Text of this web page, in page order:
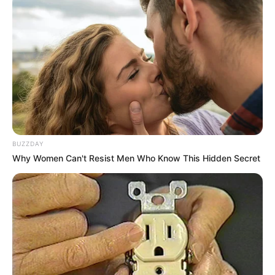
amelyek a Tisza-kormány mozgásterét növelhetik.
A mandátumkorlátok, a köztársasági elnök
megbízatásának megszüntetése, a 70 éves
alkotmánybírói életkori határ, valamint a
kétharmados törvények körének szűkítése együtt
olyan átalakítást jelenthetnek, amely hosszú távon
is befolyásolja a magyar politikai verseny
feltételeit.
Az elemző szerint a legfontosabb kérdés az, hogy
mindez az Orbán-rendszer lebontásának részeként
jelenik-e meg, vagy olyan új hatalmi szerkezet
kialakításaként, amelyben a Tisza Párt a saját
politikai előnyét is bebetonozhatja. A jelenlegi
tervek alapján Nagy Attila Tibor úgy látja, hogy a
BUZZDAY
Why Women Can't Resist Men Who Know This Hidden Secret